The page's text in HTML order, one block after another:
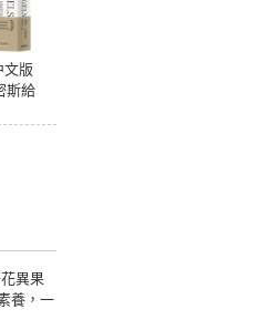
文版
斯給
異果
養，一